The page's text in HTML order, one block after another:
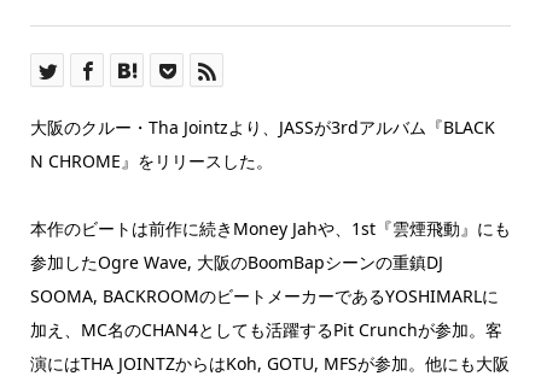
大阪のクルー・Tha Jointzより、JASSが3rdアルバム『BLACK
N CHROME』をリリースした。
本作のビートは前作に続きMoney Jahや、1st『雲煙飛動』にも
参加したOgre Wave, 大阪のBoomBapシーンの重鎮DJ
SOOMA, BACKROOMのビートメーカーであるYOSHIMARLに
加え、MC名のCHAN4としても活躍するPit Crunchが参加。客
演にはTHA JOINTZからはKoh, GOTU, MFSが参加。他にも大阪